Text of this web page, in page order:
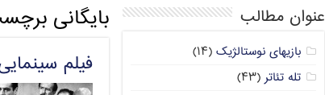
بایگانی
فیلم سینمایی ۱۲ مرد خشمگین (دوبله
عنوان مطالب
بازیهای نوستالژیک (۱۴)
تله تئاتر(۴۳)